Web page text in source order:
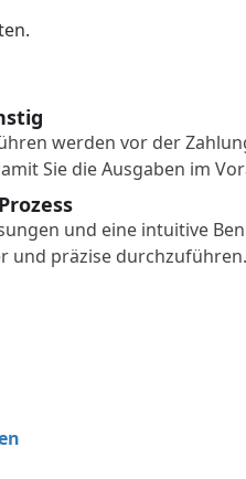
werden vor der
Sie die Ausgaben im
und eine intuitive
und präzise durchzuführen.